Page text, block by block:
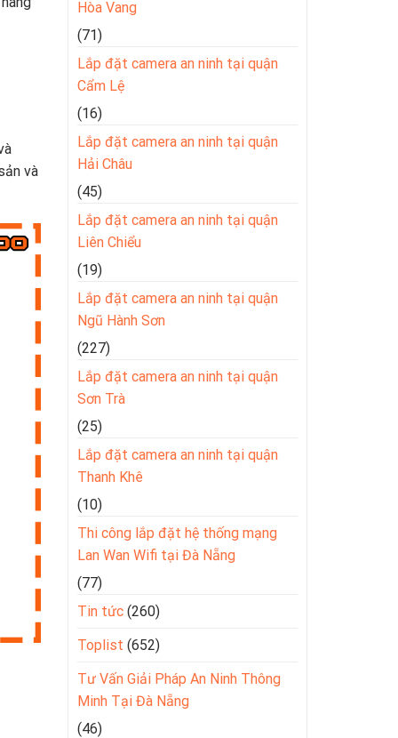
và
Hòa Vang
(71)
Lắp đặt camera an ninh tại quận
Cẩm Lệ
(16)
Lắp đặt camera an ninh tại quận
Hải Châu
(45)
Lắp đặt camera an ninh tại quận
Liên Chiểu
(19)
Lắp đặt camera an ninh tại quận
Ngũ Hành Sơn
(227)
Lắp đặt camera an ninh tại quận
Sơn Trà
(25)
Lắp đặt camera an ninh tại quận
Thanh Khê
(10)
Thi công lắp đặt hệ thống mạng
Lan Wan Wifi tại Đà Nẵng
(77)
Tin tức (260)
Toplist (652)
Tư Vấn Giải Pháp An Ninh Thông
Minh Tại Đà Nẵng
(46)